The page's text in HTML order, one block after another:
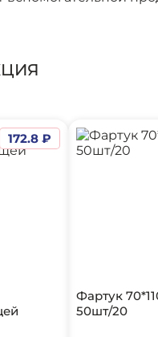
172.8 ₽
Фартук
50шт/20